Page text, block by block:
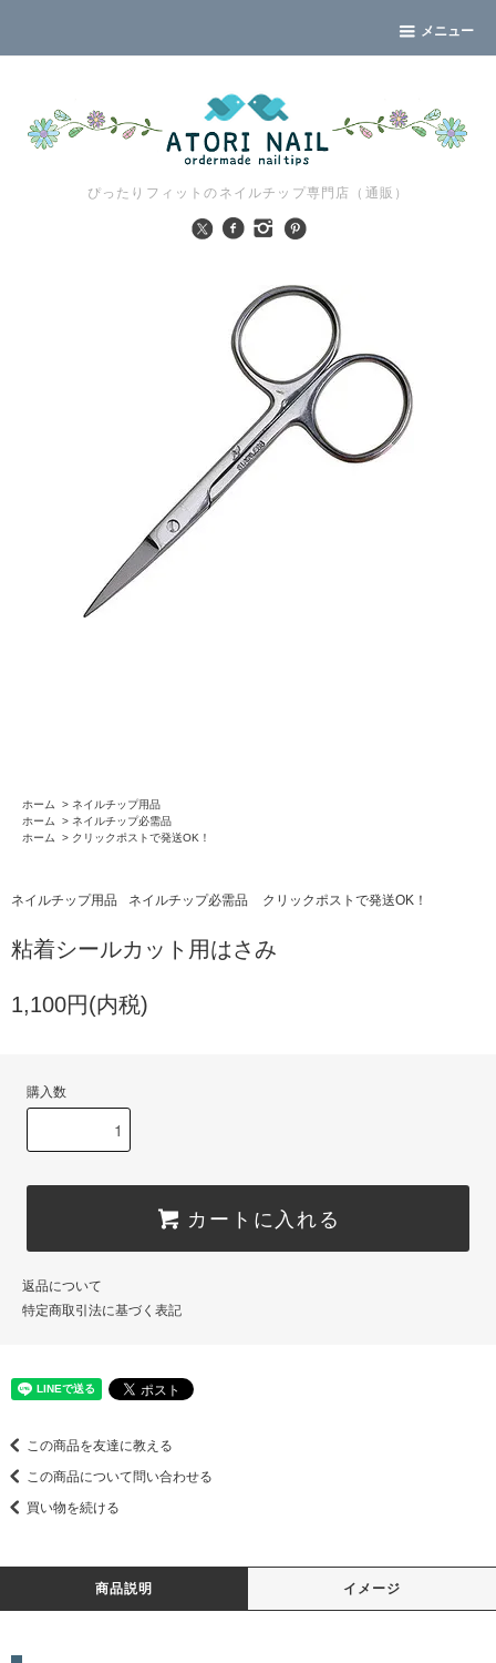
メニュー
ぴったりフィットのネイルチップ専門店（通販）
ホーム > ネイルチップ用品
ホーム
> ネイルチップ必需品
ホーム
> クリックポストで発送OK！
ネイルチップ用品 ネイルチップ必需品 クリックポストで発送OK！
粘着シールカット用はさみ
1,100円(内税)
購入数
カートに入れる
返品について
特定商取引法に基づく表記
この商品を友達に教える
この商品について問い合わせる
買い物を続ける
商品説明 イメージ